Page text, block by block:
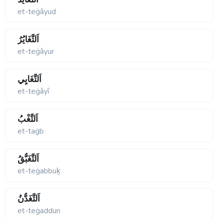
et-teġâyud
اَلتَّغَايُرُ
et-teġâyur
اَلتَّغَايِي
et-teġâyî
اَلتَّغْبُ
et-taġb
اَلتَّغَبُّقُ
et-teġabbuḵ
اَلتَّغَدُّنُ
et-teġaddun